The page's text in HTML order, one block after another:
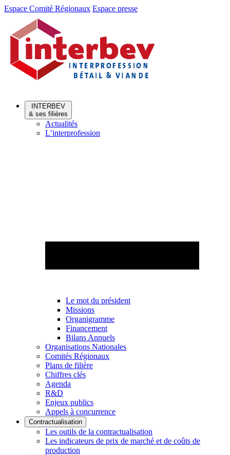
Aller
Aller
contenu
Espace Comité Régionaux Espace presse
INTERBEV
& ses filières
Actualités
L’interprofession
Le mot du président
Missions
Organigramme
Financement
Bilans Annuels
Organisations Nationales
Comités Régionaux
Plans de filière
Chiffres clés
Agenda
R&D
Enjeux publics
Appels à concurrence
Contractualisation
Les outils de la contractualisation
Les indicateurs de prix de marché et de coûts de
production